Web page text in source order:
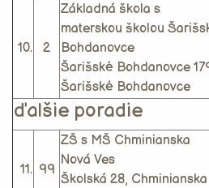
10. 2
Základná škola s
materskou školou
Bohdanovce
Šarišské Bohdanovce
Šarišské Bohdanovce
ďalšie poradie
11. 99
ZŠ s MŠ Chminianska
Nová Ves
Školská 28, Chminianska